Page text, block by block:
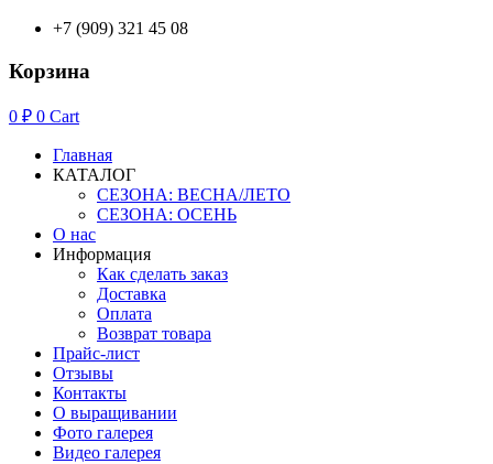
+7 (909) 321 45 08
Корзина
0 ₽ 0 Cart
Главная
КАТАЛОГ
СЕЗОНА: ВЕСНА/ЛЕТО
СЕЗОНА: ОСЕНЬ
О нас
Информация
Как сделать заказ
Доставка
Оплата
Возврат товара
Прайс-лист
Отзывы
Контакты
О выращивании
Фото галерея
Видео галерея